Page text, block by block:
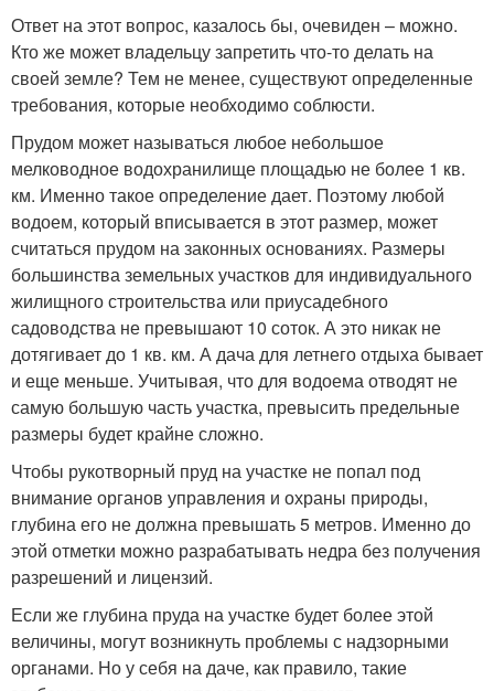
Ответ на этот вопрос, казалось бы, очевиден – можно.
Кто же может владельцу запретить что-то делать на
своей земле? Тем не менее, существуют определенные
требования, которые необходимо соблюсти.
Прудом может называться любое небольшое
мелководное водохранилище площадью не более 1 кв.
км. Именно такое определение дает. Поэтому любой
водоем, который вписывается в этот размер, может
считаться прудом на законных основаниях. Размеры
большинства земельных участков для индивидуального
жилищного строительства или приусадебного
садоводства не превышают 10 соток. А это никак не
дотягивает до 1 кв. км. А дача для летнего отдыха бывает
и еще меньше. Учитывая, что для водоема отводят не
самую большую часть участка, превысить предельные
размеры будет крайне сложно.
Чтобы рукотворный пруд на участке не попал под
внимание органов управления и охраны природы,
глубина его не должна превышать 5 метров. Именно до
этой отметки можно разрабатывать недра без получения
разрешений и лицензий.
Если же глубина пруда на участке будет более этой
величины, могут возникнуть проблемы с надзорными
органами. Но у себя на даче, как правило, такие